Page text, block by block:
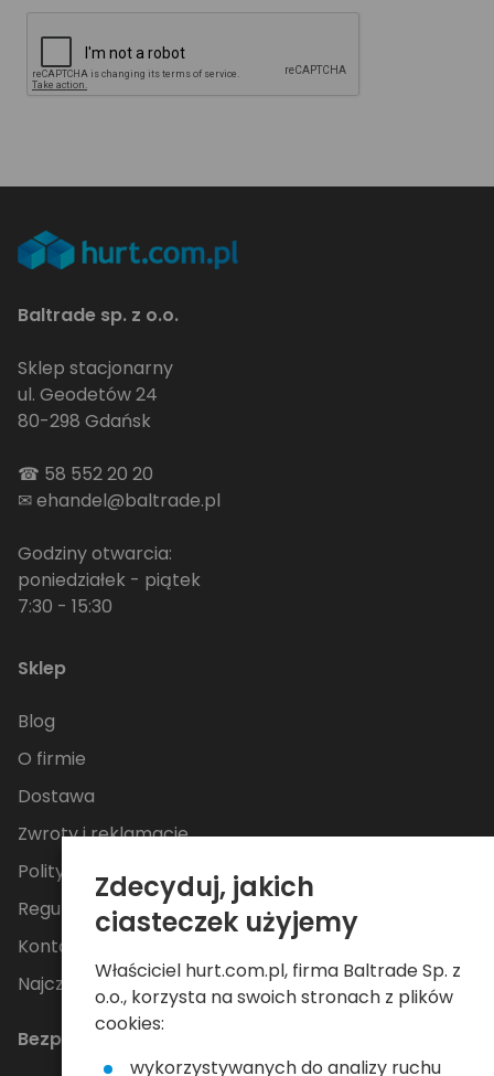
Baltrade sp. z o.o.
Sklep stacjonarny
ul. Geodetów 24
80-298 Gdańsk
☎ 58 552 20 20
✉ehandel@baltrade.pl
Godziny otwarcia:
poniedziałek - piątek
7:30 - 15:30
Sklep
Blog
O firmie
Dostawa
Zwroty i reklamacje
Polityka Prywatności
Regulamin
Kontakt
Najczęściej zadawane pytania
Bezpieczne płatności
Zdecyduj, jakich
ciasteczek użyjemy
Właściciel hurt.com.pl, firma Baltrade Sp. z
o.o., korzysta na swoich stronach z plików
cookies:
wykorzystywanych do analizy ruchu